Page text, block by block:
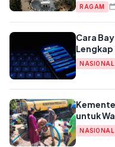
RAGAM
Cara
Lengkap
NASIONAL
untuk
NASIONAL